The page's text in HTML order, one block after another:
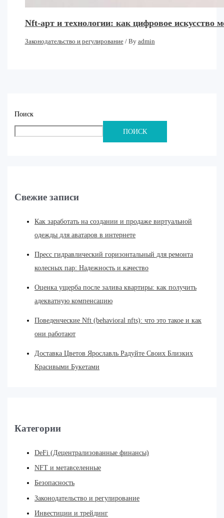
Nft-арт и технологии: как цифровое искусство
Законодательство и регулирование/ By admin
Поиск
ПОИСК
Свежие записи
Как заработать на создании и продаже виртуальной
одежды для аватаров в интернете
Пресс гидравлический горизонтальный для ремонта
колесных пар: Надежность и качество
Оценка ущерба после залива квартиры: как получить
адекватную компенсацию
Поведенческие Nft (behavioral nfts): что это такое и как
они работают
Доставка Цветов Ярославль Радуйте Своих Близких
Красивыми Букетами
Категории
DeFi (Децентрализованные финансы)
NFT и метавселенные
Безопасность
Законодательство и регулирование
Инвестиции и трейдинг